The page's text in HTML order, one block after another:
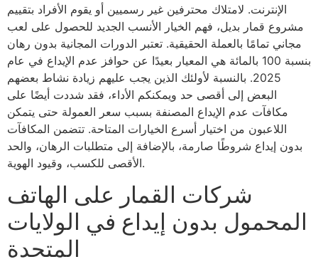
الإنترنت. لامتلاك محترفين غير رسميين أو يقوم الأفراد بتقييم
مشروع قمار بديل، فهم الخيار الأنسب الجديد للحصول على لعب
مجاني تمامًا بالعملة الحقيقية. تعتبر الدورات المجانية بدون رهان
بنسبة 100 بالمائة هي المعيار بعيدًا عن حوافز عدم الإيداع في عام
2025. بالنسبة لأولئك الذين يجب عليهم زيادة نشاط بعضهم
البعض إلى أقصى حد ويمكنكم الأداء، فقد شددت أيضًا على
مكافآت عدم الإيداع المصنفة بسبب سعر العمولة حتى يتمكن
اللاعبون من اختيار أسرع الخيارات المتاحة. تتضمن المكافآت
بدون إيداع شروطًا صارمة، بالإضافة إلى متطلبات الرهان، والحد
الأقصى للكسب، وقيود الهوية.
شركات القمار على الهاتف
المحمول بدون إيداع في الولايات
المتحدة